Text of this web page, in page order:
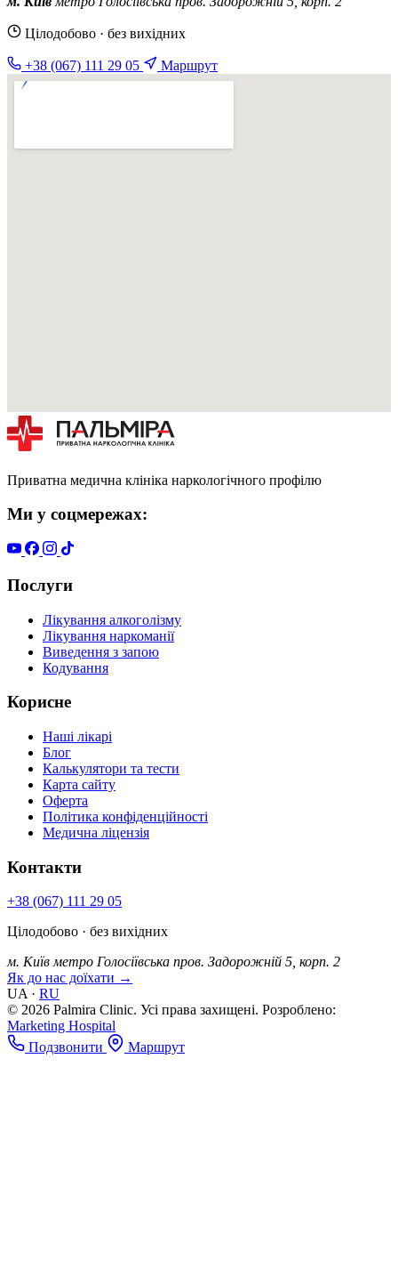
Цілодобово · без вихідних
+38 (067) 111 29 05 Маршрут
Приватна медична клініка наркологічного профілю
Ми у соцмережах:
Послуги
Лікування алкоголізму
Лікування наркоманії
Виведення з запою
Кодування
Корисне
Наші лікарі
Блог
Калькулятори та тести
Карта сайту
Оферта
Політика конфіденційності
Медична ліцензія
Контакти
+38 (067) 111 29 05
Цілодобово · без вихідних
м. Київ метро Голосіївська пров. Задорожній 5, корп. 2
Як до нас доїхати →
UA · RU
© 2026 Palmira Clinic. Усі права захищені. Розроблено:
Marketing Hospital
Подзвонити
Маршрут